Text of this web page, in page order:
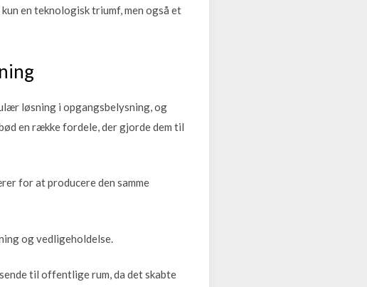
en teknologisk triumf, men også et
løsning i opgangsbelysning, og
en række fordele, der gjorde dem til
for at producere den samme
og vedligeholdelse.
til offentlige rum, da det skabte